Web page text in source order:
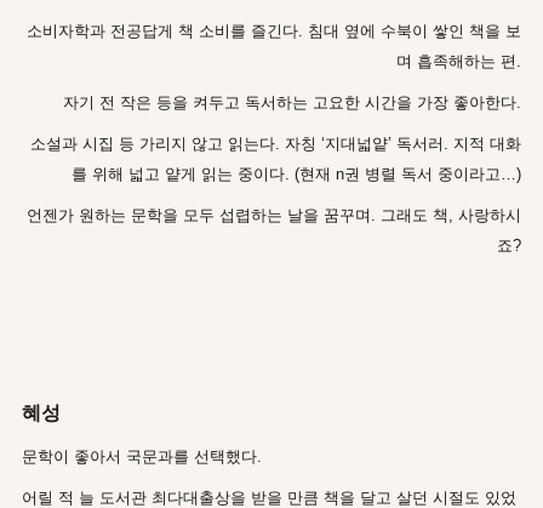
소비자학과 전공답게 책 소비를 즐긴다. 침대 옆에 수북이 쌓인 책을 보
며 흡족해하는 편.
자기 전 작은 등을 켜두고 독서하는 고요한 시간을 가장 좋아한다.
소설과 시집 등 가리지 않고 읽는다. 자칭 ‘지대넓얕’ 독서러. 지적 대화
를 위해 넓고 얕게 읽는 중이다. (현재 n권 병렬 독서 중이라고…)
언젠가 원하는 문학을 모두 섭렵하는 날을 꿈꾸며. 그래도 책, 사랑하시
죠?
혜성
문학이 좋아서 국문과를 선택했다.
어릴 적 늘 도서관 최다대출상을 받을 만큼 책을 달고 살던 시절도 있었